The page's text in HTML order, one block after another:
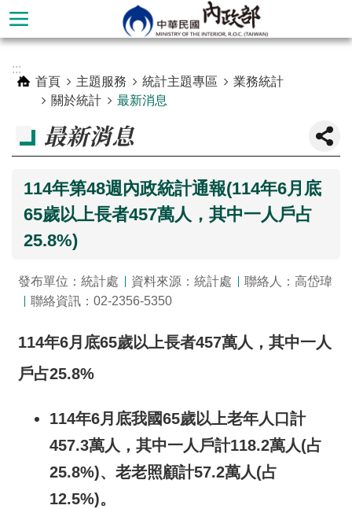
跳到主要內容區塊
階
簡
介
:::
首頁
主題服務 統計主題專區
業務統計
關於統計
最新消息
最新消息
114年第48週內政統計通報(114年6月底
65歲以上長者457萬人，其中一人戶占
25.8%)
發布單位：統計處 資料來源：統計處
聯絡人：高岱瑋
聯絡資訊：02-2356-5350
114年6月底65歲以上長者457萬人，其中一人
戶占25.8%
114年6月底我國65歲以上老年人口計
457.3萬人，其中一人戶計118.2萬人(占
25.8%)、老老照顧計57.2萬人(占
12.5%)。